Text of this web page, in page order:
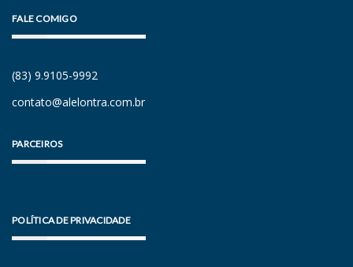
FALE COMIGO
(83) 9.9105-9992
contato@alelontra.com.br
PARCEIROS
POLÍTICA DE PRIVACIDADE